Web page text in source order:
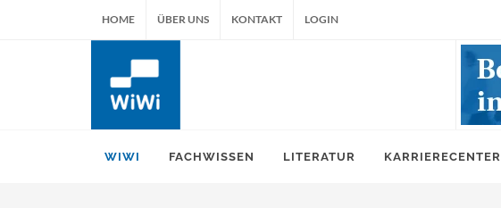
HOME ÜBER UNS KONTAKT LOGIN
WIWI FACHWISSEN LITERATUR KARRIERECENTER